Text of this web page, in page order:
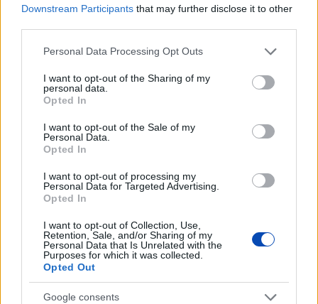
Downstream Participants that may further disclose it to other
Please note that this website/app uses one or more Google
not limited to your visit or usage behaviour. You may click to
grant or deny consent to Google and its third-party tags to
use your data for below specified purposes in below Google
consent section.
Personal Data Processing Opt Outs
I want to opt-out of the Sharing of my
personal data.
Opted In
I want to opt-out of the Sale of my
Personal Data.
Opted In
I want to opt-out of processing my
Personal Data for Targeted Advertising.
Opted In
I want to opt-out of Collection, Use,
Retention, Sale, and/or Sharing of my
Personal Data that Is Unrelated with the
Purposes for which it was collected.
Opted Out
Google consents
Már látható jelei vannak az autópálya